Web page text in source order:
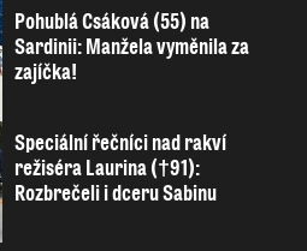
Pohublá Csáková (55) na
Sardinii: Manžela vyměnila za
zajíčka!
Speciální řečníci nad rakví
režiséra Laurina (†91):
Rozbrečeli i dceru Sabinu